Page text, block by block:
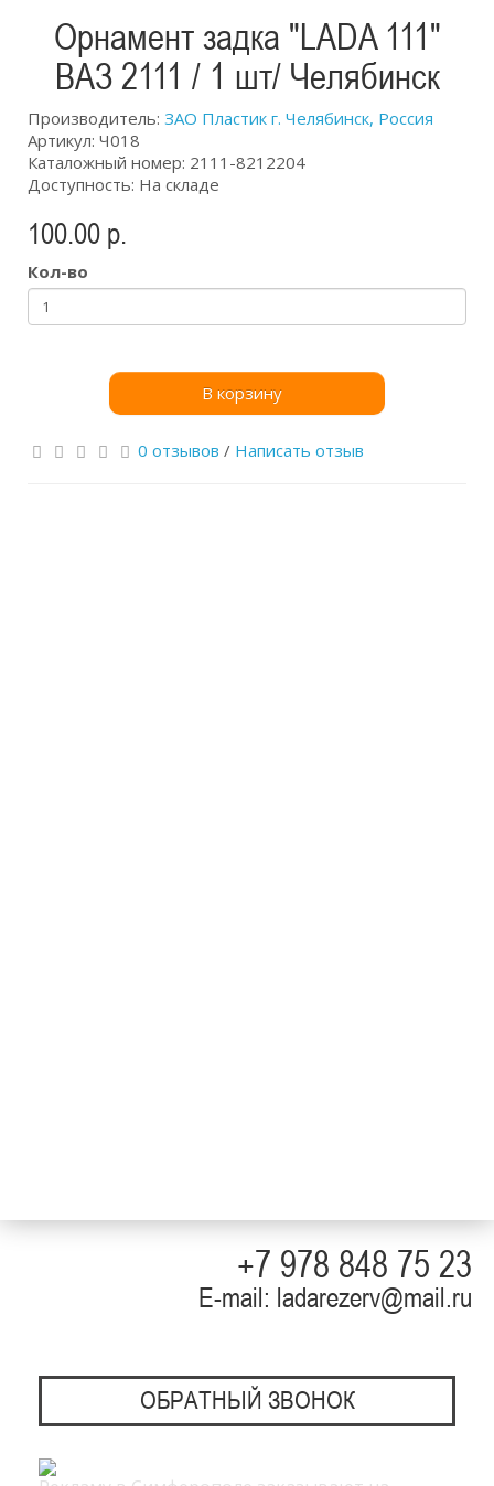
Орнамент задка "LADA 111"
ВАЗ 2111 / 1 шт/ Челябинск
Производитель: ЗАО Пластик г. Челябинск, Россия
Артикул: Ч018
Каталожный номер: 2111-8212204
Доступность: На складе
100.00 р.
Кол-во
В корзину
0 отзывов / Написать отзыв
+7 978 848 75 23
E-mail: ladarezerv@mail.ru
ОБРАТНЫЙ ЗВОНОК